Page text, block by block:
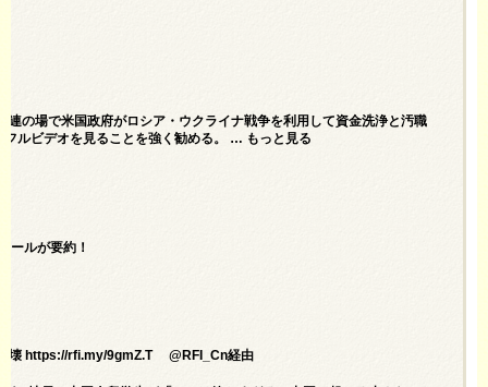
の場で米国政府がロシア・ウクライナ戦争を利用して資金洗浄と汚職
ルビデオを見ることを強く勧める。 … もっと見る
ールが要約！
壊 https://rfi.my/9gmZ.T @RFI_Cn経由